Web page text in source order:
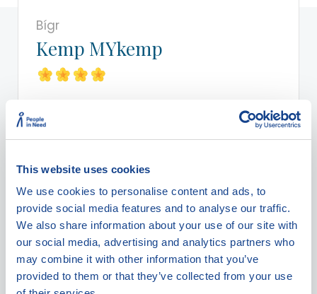
This website uses cookies
We use cookies to personalise content and ads, to
provide social media features and to analyse our traffic.
We also share information about your use of our site with
our social media, advertising and analytics partners who
may combine it with other information that you’ve
provided to them or that they’ve collected from your use
Bígr
Kemp MYkemp
Zobrazit detail ubytování